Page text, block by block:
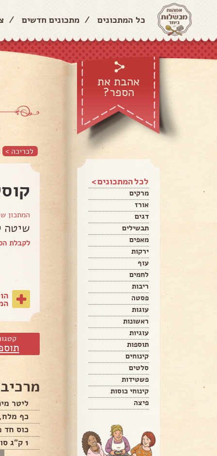
כל המתכונים / מתכונים חדשים /
אהבת את
הספר?
לכל המתכונים >
מרקים
אורז
דגים
תבשילים
מאפים
ירקות
עוף
לחמים
ריבות
פסטה
עוגות
ראשונות
עוגיות
תוספות
קינוחים
סלטים
פשטידות
קינוחי כוסות
פיצה
לכריכה >
המתכון
שיטה
לקבלת
ליטר
כף מלח,
כוס חד
1 ק"ג סולת